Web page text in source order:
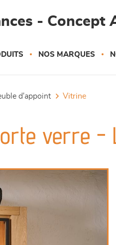
- Concept
NOS MARQUES
d'appoint vitrine
verre -